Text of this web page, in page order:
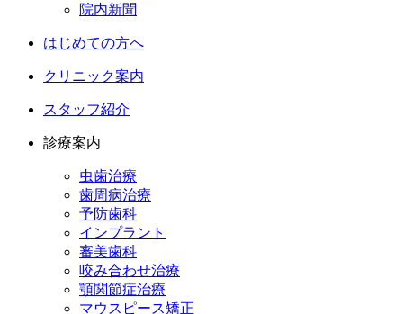
院内新聞
はじめての方へ
クリニック案内
スタッフ紹介
診療案内
虫歯治療
歯周病治療
予防歯科
インプラント
審美歯科
咬み合わせ治療
顎関節症治療
マウスピース矯正